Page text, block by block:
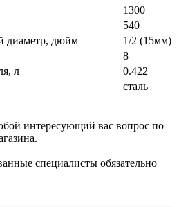
1300
540
диаметр, дюйм
1/2 (15мм)
8
л
0.422
сталь
интересующий вас вопрос по
специалисты обязательно